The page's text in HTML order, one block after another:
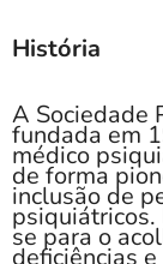
História
A Sociedade
fundada em
médico
de forma
inclusão de
se para o